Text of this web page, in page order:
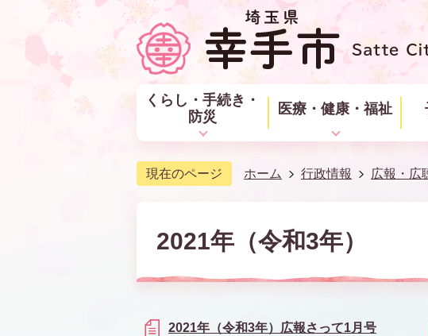
くらし・手続き・
防災
医療・健康・福祉
現在のページ ホーム 行政情報 広報・広
2021年（令和3年）
2021年（令和3年）広報さって1月号